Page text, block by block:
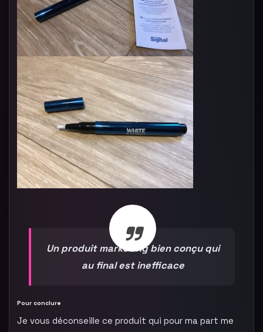
Un produit marketing bien conçu qui
au final est inefficace
Pour conclure
Je vous déconseille ce produit qui pour ma part me